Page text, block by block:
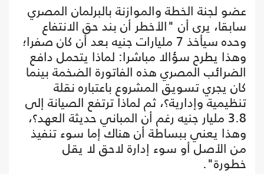
عضو لجنة الخطة والموازنة بالبرلمان المصري
سابقا، يرى أن "الأخطر أن بند حق الانتفاع
وحده سيأخذ 7 مليارات جنيه بعد أن كان صفرا؛
وهذا يطرح سؤالا مباشرا: لماذا يتحمل دافع
الضرائب المصري هذه الفاتورة الضخمة بينما
كان يجري تسويق المشروع باعتباره نقلة
تنظيمية وإدارية؟، ثم لماذا ترتفع الصيانة إلى
3.8 مليار جنيه رغم أن المباني حديثة العهد؟،
وهذا يعني ببساطة أن هناك إما سوء تنفيذ
من الأصل أو سوء إدارة لاحق لا يقل
خطورة".